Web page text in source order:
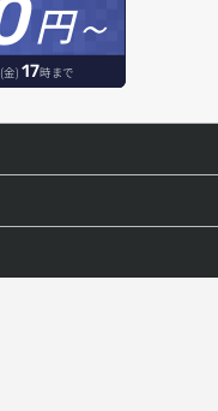
円～
金) 17時まで